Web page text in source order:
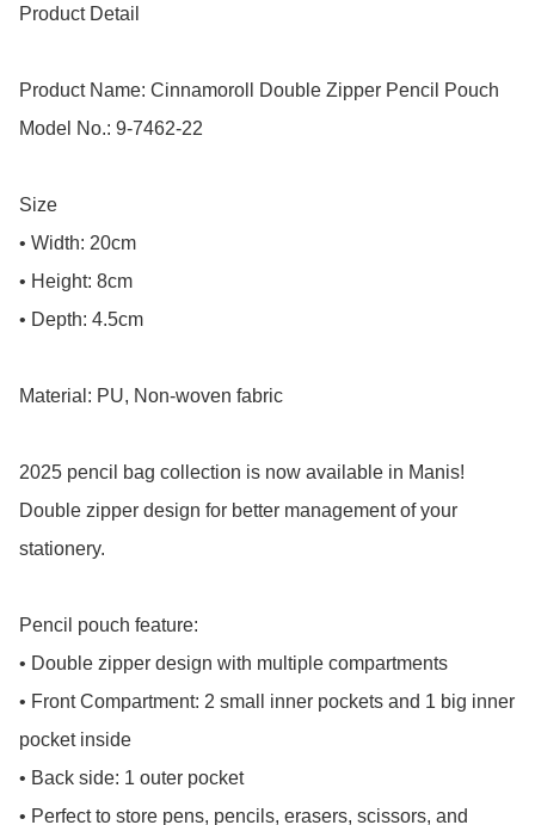
Product Detail
Product Name: Cinnamoroll Double Zipper Pencil Pouch
Model No.: 9-7462-22
Size
• Width: 20cm
• Height: 8cm
• Depth: 4.5cm
Material: PU, Non-woven fabric
2025 pencil bag collection is now available in Manis!
Double zipper design for better management of your
stationery.
Pencil pouch feature:
• Double zipper design with multiple compartments
• Front Compartment: 2 small inner pockets and 1 big inner
pocket inside
• Back side: 1 outer pocket
• Perfect to store pens, pencils, erasers, scissors, and